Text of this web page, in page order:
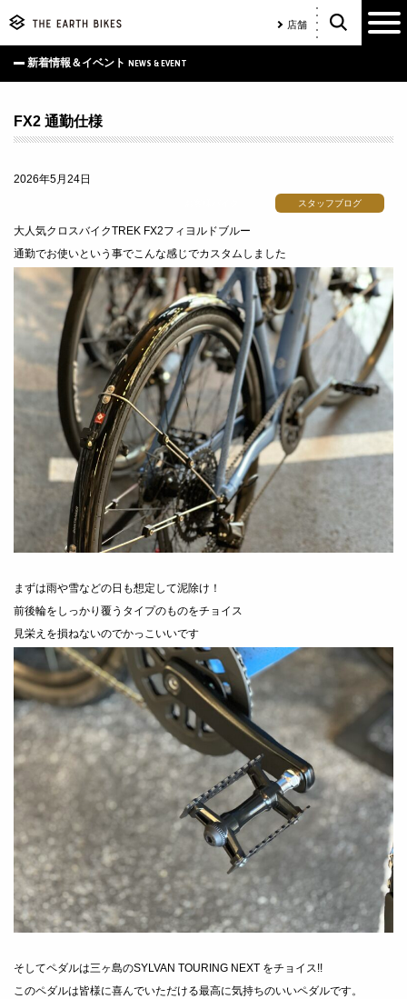
店舗
新着情報＆イベント NEWS & EVENT
FX2 通勤仕様
2026年5月24日
スタッフブログ
大人気クロスバイクTREK FX2フィヨルドブルー
通勤でお使いという事でこんな感じでカスタムしました
まずは雨や雪などの日も想定して泥除け！
前後輪をしっかり覆うタイプのものをチョイス
見栄えを損ねないのでかっこいいです
そしてペダルは三ヶ島のSYLVAN TOURING NEXT をチョイス!!
このペダルは皆様に喜んでいただける最高に気持ちのいいペダルです。